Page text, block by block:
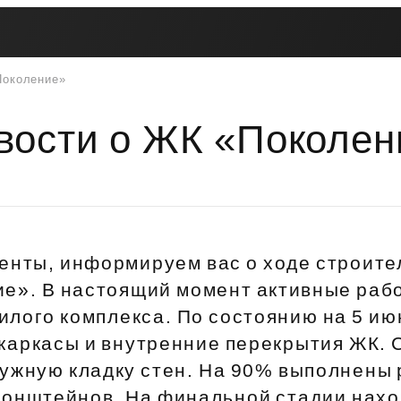
Ваши
Купите сейчас — платите
потом
Рассрочка для беременных
Трейд-ин
Трейд-ин
Поддержка
о ЖК
информируем вас о ходе
В настоящий момент активные
комплекса. По состоянию на 5
и внутренние перекрытия ЖК.
кладку стен. На 90% выполнены